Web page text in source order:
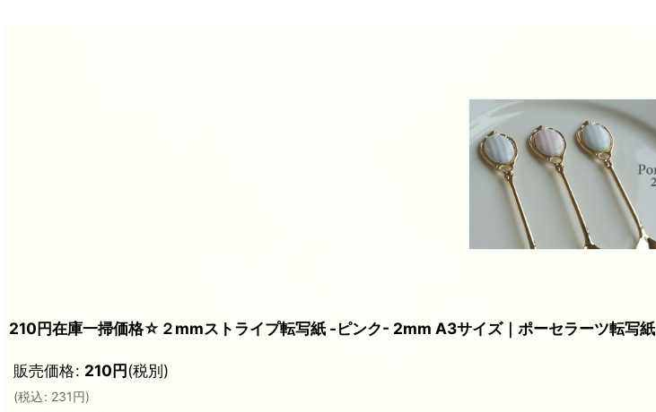
210円在庫一掃価格☆２mmストライプ転写紙 -ピンク- 2mm A3サイズ｜ポーセラーツ転写紙
販売価格: 210円(税別)
(税込: 231円)